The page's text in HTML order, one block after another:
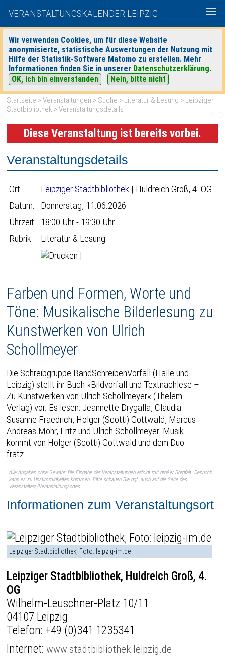
VERANSTALTUNGSKALENDER LEIPZIG
Wir verwenden Cookies, um für diese Website
anonymisierte, statistische Auswertungen der Nutzung mit
Hilfe der Statistik-Software Matomo zu erstellen. Mehr
Informationen finden Sie in unserer Datenschutzerklärung.
OK, ich bin einverstanden
Nein, bitte nicht
heute|morgen| Detaillierte Suche
Startseite >Veranstaltungen > Suche > Literatur & Lesung > Leipziger
Stadtbibliothek > Veranstaltungsdetails
Diese Veranstaltung ist bereits vorbei.
Veranstaltungsdetails
Ort: Leipziger Stadtbibliothek | Huldreich Groß, 4. OG
Datum:
Donnerstag, 11.06.2026
Uhrzeit: 18:00 Uhr - 19:30 Uhr
Rubrik:
Literatur & Lesung
|
Farben und Formen, Worte und
Töne: Musikalische Bilderlesung zu
Kunstwerken von Ulrich
Schollmeyer
Die Schreibgruppe BandSchreibenVorfall (Halle und
Leipzig) stellt ihr Buch »Bildvorfall und Textnachlese –
Zu Kunstwerken von Ulrich Schollmeyer« (Thelem
Verlag) vor. Es lesen: Jeannette Drygalla, Claudia
Susanne Fraedrich, Holger (Scotti) Gottwald, Marcus-
Andreas Mohr, Fritz und Ulrich Schollmeyer. Musik
kommt von Holger (Scotti) Gottwald und dem Duo
fratz.
Alle Angaben ohne Gewähr. Die Eingabe der Veranstaltungen erfolgt mit großer Sorgfalt. Dennoch
kann es zu Unstimmigkeiten kommen. Bitte schauen Sie ggf. auch auf die Seite des
Veranstalters/Veranstaltungsortes.
Informationen zum Veranstaltungsort
Leipziger Stadtbibliothek, Foto: leipzig-im.de
Leipziger Stadtbibliothek, Huldreich Groß, 4.
OG
Wilhelm-Leuschner-Platz 10/11
04107 Leipzig
Telefon: +49 (0)341 1235341
Internet:www.stadtbibliothek.leipzig.de